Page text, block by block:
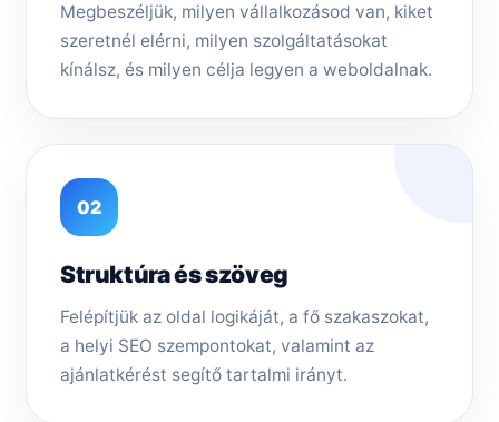
Megbeszéljük, milyen vállalkozásod van, kiket
szeretnél elérni, milyen szolgáltatásokat
kínálsz, és milyen célja legyen a weboldalnak.
02
Struktúra és szöveg
Felépítjük az oldal logikáját, a fő szakaszokat,
a helyi SEO szempontokat, valamint az
ajánlatkérést segítő tartalmi irányt.